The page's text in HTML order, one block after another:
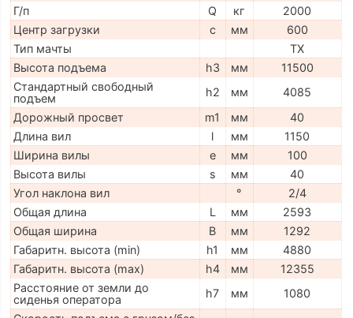
Г/п
Q кг
2000
Центр загрузки
c мм
600
Тип мачты
TX
Высота подъема
h3 мм
11500
Стандартный свободный
подъем
h2 мм
4085
Дорожный просвет
m1 мм
40
Длина вил
l мм
1150
Ширина вилы
e мм
100
Высота вилы
s мм
40
Угол наклона вил
°
2/4
Общая длина
L мм
2593
Общая ширина
B мм
1292
Габаритн. высота (min)
h1 мм
4880
Габаритн. высота (max)
h4 мм
12355
Расстояние от земли до
сиденья оператора
h7 мм
1080